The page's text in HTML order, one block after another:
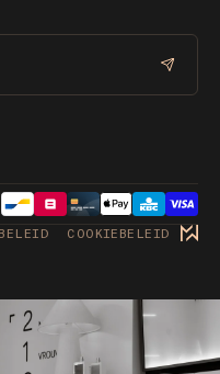
COOKIEBELEID